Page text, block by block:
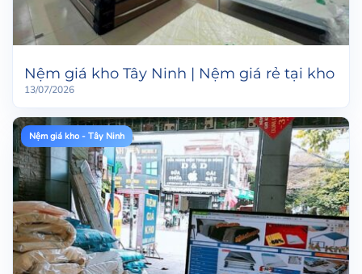
Nệm giá kho Tây Ninh | Nệm giá rẻ tại kho
13/07/2026
Nệm giá kho - Tây Ninh